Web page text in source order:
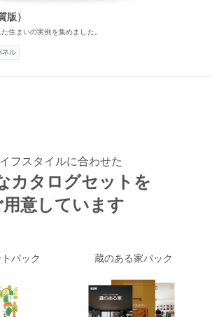
版）
住まいの実例を集めました。
ネル
フスタイルに合わせた
カタログセットを
用意しています
パック 蔵のある家パック